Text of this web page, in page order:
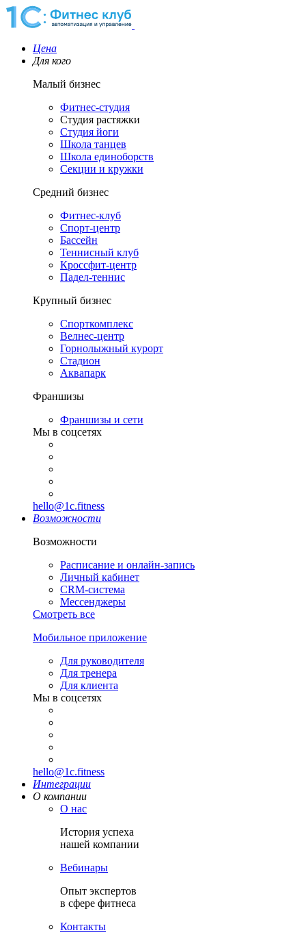
Цена
Для кого
Малый бизнес
Фитнес-студия
Студия растяжки
Студия йоги
Школа танцев
Школа единоборств
Секции и кружки
Средний бизнес
Фитнес-клуб
Спорт-центр
Бассейн
Теннисный клуб
Кроссфит-центр
Падел-теннис
Крупный бизнес
Спорткомплекс
Велнес-центр
Горнолыжный курорт
Стадион
Аквапарк
Франшизы
Франшизы и сети
Мы в соцсетях
hello@1c.fitness
Возможности
Возможности
Расписание и онлайн-запись
Личный кабинет
CRM-система
Мессенджеры
Смотреть все
Мобильное приложение
Для руководителя
Для тренера
Для клиента
Мы в соцсетях
hello@1c.fitness
Интеграции
О компании
О нас
История успеха
нашей компании
Вебинары
Опыт экспертов
в сфере фитнеса
Контакты